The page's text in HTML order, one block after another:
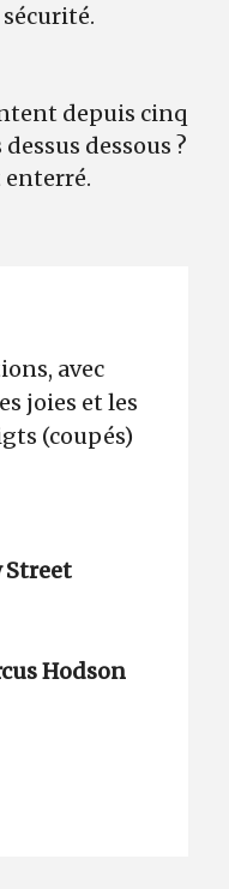
depuis cinq
dessous ?
enterré.
avec
joies et les
(coupés)
Street
Hodson